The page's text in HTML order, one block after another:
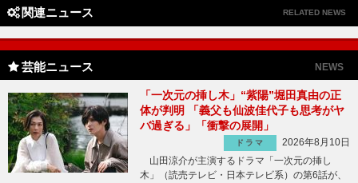
関連ニュース RELATED NEWS
芸能ニュース NEWS
「一次元の挿し木」“紫陽”堀田真由の正
体が判明 「義父も仙波佳代子も思考がヤ
バ過ぎる」「衝撃の展開」
ドラマ
2026年8月10日
山田涼介が主演するドラマ「一次元の挿し
木」（読売テレビ・日本テレビ系）の第6話が、